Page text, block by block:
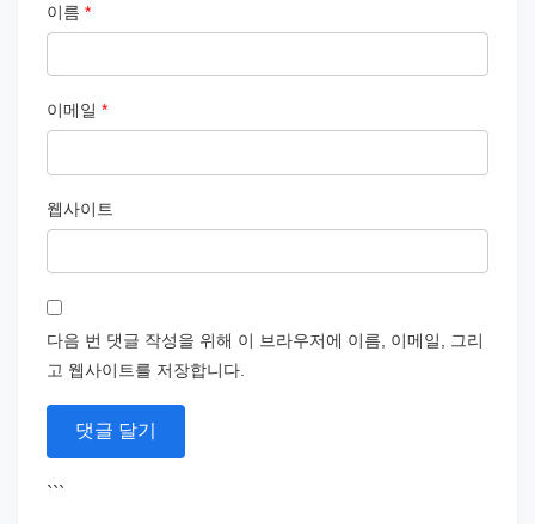
이름 *
이메일 *
웹사이트
다음 번 댓글 작성을 위해 이 브라우저에 이름, 이메일, 그리
고 웹사이트를 저장합니다.
```